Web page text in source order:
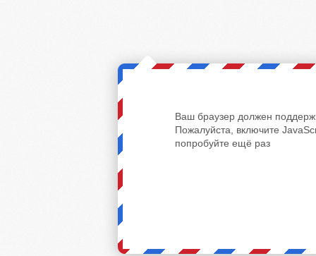
Ваш браузер должен
Пожалуйста, включите
попробуйте ещё раз